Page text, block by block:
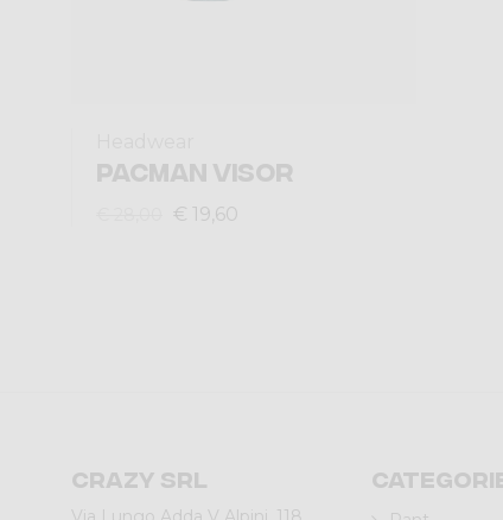
PACMAN VISOR
€ 19,60
Crazy srl